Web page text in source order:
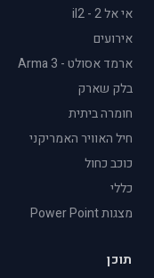
אי אל 2 - il2
אירועים
ארמד אסולט - Arma 3
בלק שארק
חומרה ביתית
חיל האוויר האמריקני
כוכב כחול
כללי
מצגות Power Point
תוכן